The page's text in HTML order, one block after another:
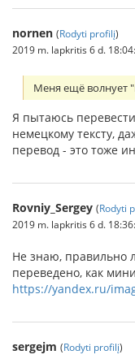
nornen (Rodyti profilį)
2019 m. lapkritis 6 d.
Меня ещё волнует
Я пытаюсь
немецкому тексту,
перевод - это тоже
Rovniy_Sergey (Rodyti
2019 m. lapkritis 6 d.
Не знаю, правильно
переведено, как
https://yandex.ru/
sergejm (Rodyti profilį)